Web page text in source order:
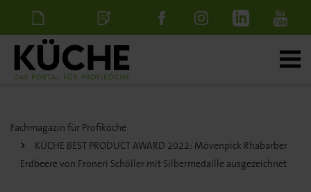
NewsletterStellenanzeige
Fachmagazin für Profiköche
KÜCHE BEST PRODUCT AWARD 2022: Mövenpick Rhabarber
Erdbeere von Froneri Schöller mit Silbermedaille ausgezeichnet